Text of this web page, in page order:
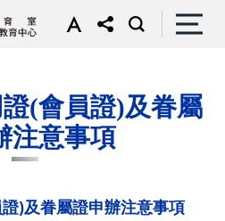
(會員證)及眷屬
注意事項
)及眷屬證申辦注意事項